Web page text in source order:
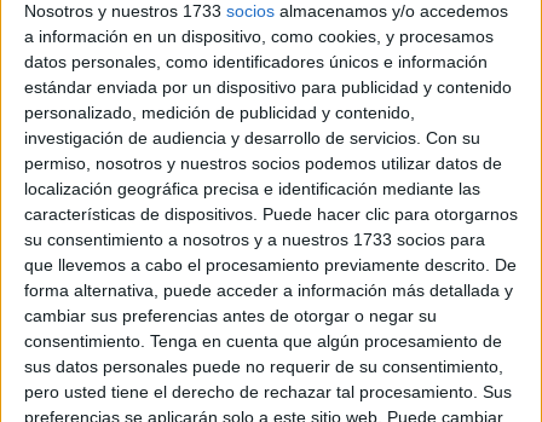
Nosotros y nuestros 1733 socios almacenamos y/o accedemos
a información en un dispositivo, como cookies, y procesamos
datos personales, como identificadores únicos e información
estándar enviada por un dispositivo para publicidad y contenido
personalizado, medición de publicidad y contenido,
investigación de audiencia y desarrollo de servicios. Con su
permiso, nosotros y nuestros socios podemos utilizar datos de
localización geográfica precisa e identificación mediante las
características de dispositivos. Puede hacer clic para otorgarnos
su consentimiento a nosotros y a nuestros 1733 socios para
que llevemos a cabo el procesamiento previamente descrito. De
forma alternativa, puede acceder a información más detallada y
cambiar sus preferencias antes de otorgar o negar su
consentimiento. Tenga en cuenta que algún procesamiento de
sus datos personales puede no requerir de su consentimiento,
pero usted tiene el derecho de rechazar tal procesamiento. Sus
preferencias se aplicarán solo a este sitio web. Puede cambiar
EFE
Una ceremonia marcada por el dolor
y la solidaridad
El funeral fue presidido por el obispo de Córdoba, Jesús
Fernández, y contó con la participación deuna veintena
de sacerdotes, entre ellos el párroco de San Andrés, en
Adamuz, y el obispo eméritoDemetrio Fernández.
En el altar, laimagen de la Virgen del Sol, patrona de la
localidad, presidía una ceremonia cargada de simbolismo,
en la que se recordó a las 45 personas que perdieron la